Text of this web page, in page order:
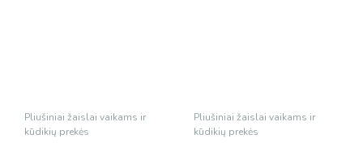
Pliušiniai žaislai vaikams ir
kūdikių prekės
Pliušiniai žaislai vaikams ir
kūdikių prekės